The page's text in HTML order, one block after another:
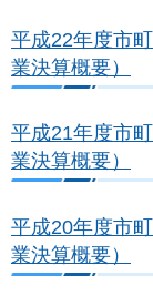
平成22年度市
業決算概要）
平成21年度市
業決算概要）
平成20年度市
業決算概要）